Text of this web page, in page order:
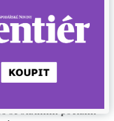
oslavuje
umělec
Milana
se státními poctami